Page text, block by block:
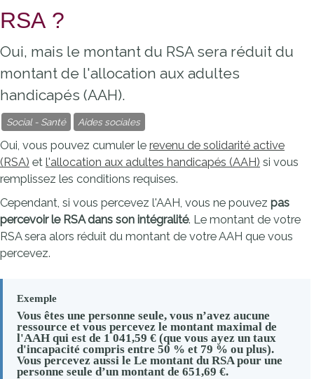
RSA ?
Oui, mais le montant du RSA sera réduit du
montant de l'allocation aux adultes
handicapés (AAH).
Social - Santé Aides sociales
Oui, vous pouvez cumuler le revenu de solidarité active
(RSA) et l'allocation aux adultes handicapés (AAH) si vous
remplissez les conditions requises.
Cependant, si vous percevez l'AAH, vous ne pouvez pas
percevoir le RSA dans son intégralité. Le montant de votre
RSA sera alors réduit du montant de votre AAH que vous
percevez.
Exemple
Vous êtes une personne seule, vous n’avez aucune
ressource et vous percevez le montant maximal de
l'AAH qui est de 1 041,59 €(que vous ayez un taux
d'incapacité compris entre 50 % et 79 % ou plus).
Vous percevez aussi le Le montant du RSA pour une
personne seule d’un montant de 651,69 €.